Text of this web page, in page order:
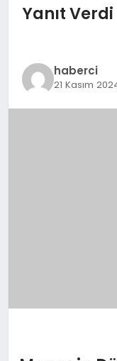
EKONOMI
Yanıt Verdi
haberci
21 Kasım